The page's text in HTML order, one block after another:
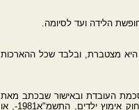
הלידה ועד לסיומה.
הזכאות להארכת חופשת הלידה לפי סעיפים קטנים (ב1) עד (ד1) היא מצטברת, ובלבד שכל ההארכות
העובדת ובאישור שבכתב מאת
רופא, אם הנולד איננו בחיים או שהעובדת הסכימה שילדה יאומץ לפי חוק אימוץ ילדים, התשמ"א1981-, או